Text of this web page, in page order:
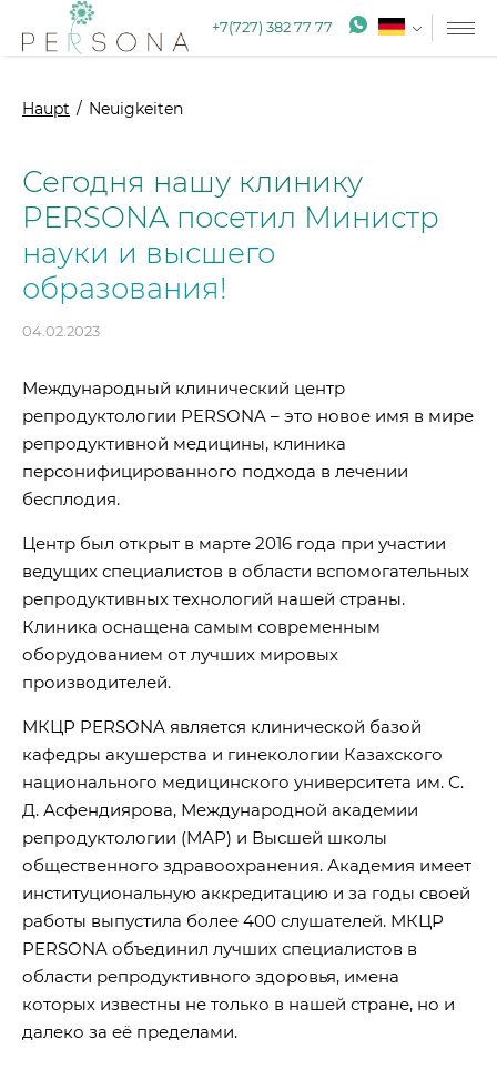
+7(727) 382 77 77
Haupt Neuigkeiten
Сегодня нашу клинику
PERSONA посетил Министр
науки и высшего
образования!
04.02.2023
Международный клинический центр
репродуктологии PERSONA – это новое имя в мире
репродуктивной медицины, клиника
персонифицированного подхода в лечении
бесплодия.
Центр был открыт в марте 2016 года при участии
ведущих специалистов в области вспомогательных
репродуктивных технологий нашей страны.
Клиника оснащена самым современным
оборудованием от лучших мировых
производителей.
МКЦР PERSONA является клинической базой
кафедры акушерства и гинекологии Казахского
национального медицинского университета им. С.
Д. Асфендиярова, Международной академии
репродуктологии (МАР) и Высшей школы
общественного здравоохранения. Академия имеет
институциональную аккредитацию и за годы своей
работы выпустила более 400 слушателей. МКЦР
PERSONA объединил лучших специалистов в
области репродуктивного здоровья, имена
которых известны не только в нашей стране, но и
далеко за её пределами.